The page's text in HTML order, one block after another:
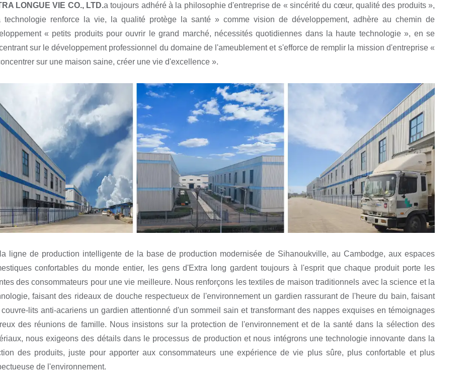
LONGUE VIE CO., LTD.a toujours adhéré à la philosophie d'entreprise de « sincérité du cœur, qualité des produits »,
technologie renforce la vie, la qualité protège la santé » comme vision de développement, adhère au chemin de
« petits produits pour ouvrir le grand marché, nécessités quotidiennes dans la haute technologie », en se
sur le développement professionnel du domaine de l'ameublement et s'efforce de remplir la mission d'entreprise «
sur une maison saine, créer une vie d'excellence ».
ligne de production intelligente de la base de production modernisée de Sihanoukville, au Cambodge, aux espaces
confortables du monde entier, les gens d'Extra long gardent toujours à l'esprit que chaque produit porte les
des consommateurs pour une vie meilleure. Nous renforçons les textiles de maison traditionnels avec la science et la
faisant des rideaux de douche respectueux de l'environnement un gardien rassurant de l'heure du bain, faisant
lits anti-acariens un gardien attentionné d'un sommeil sain et transformant des nappes exquises en témoignages
des réunions de famille. Nous insistons sur la protection de l'environnement et de la santé dans la sélection des
nous exigeons des détails dans le processus de production et nous intégrons une technologie innovante dans la
des produits, juste pour apporter aux consommateurs une expérience de vie plus sûre, plus confortable et plus
de l'environnement.